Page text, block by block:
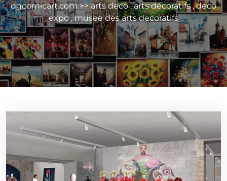
dgcomicart.com>>arts deco,arts décoratifs,deco
expo,musee des arts decoratifs